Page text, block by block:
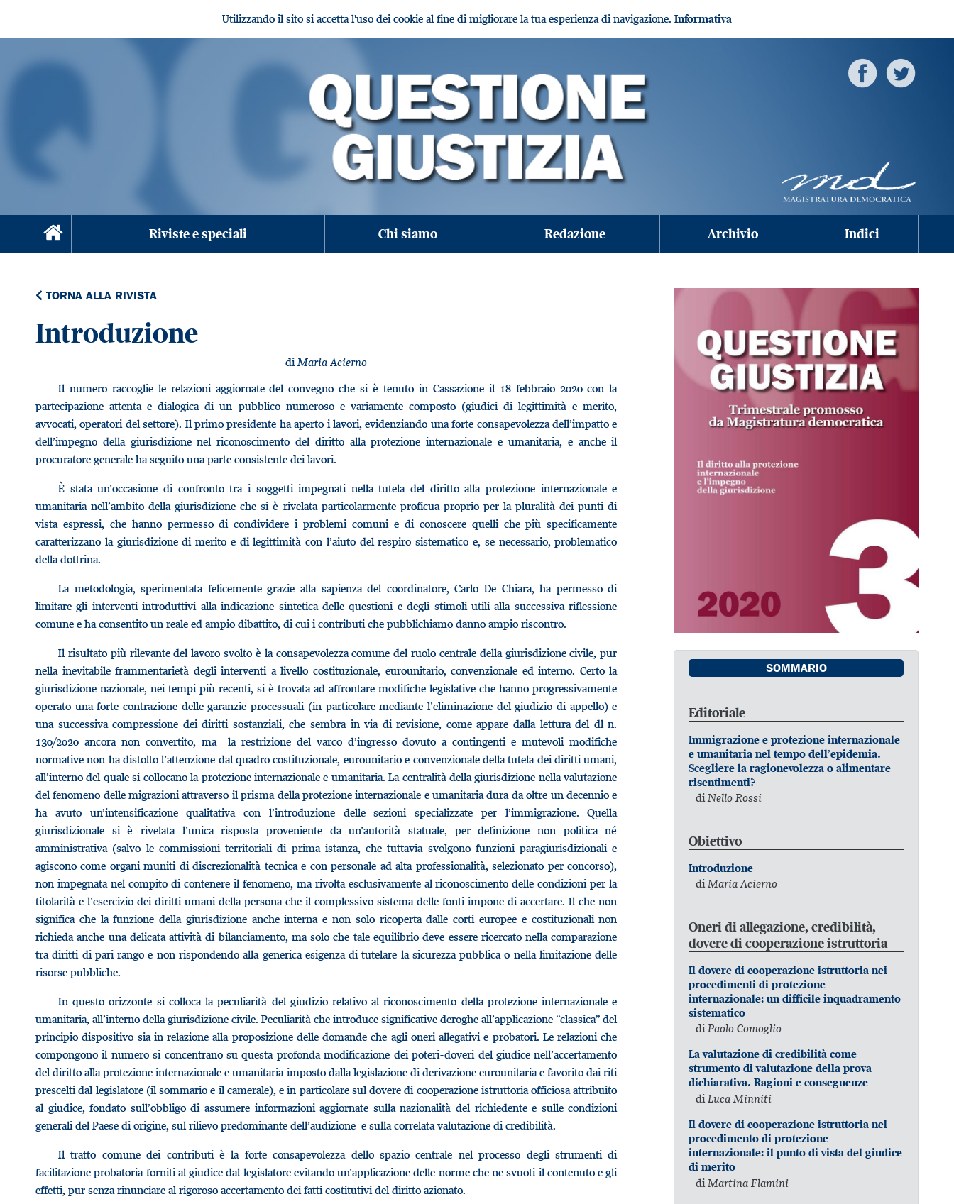
Utilizzando il sito si accetta l'uso dei cookie al fine di migliorare la tua esperienza di navigazione. Informativa
Riviste e speciali Chi siamo Redazione Archivio Indici
TORNA ALLA RIVISTA
Introduzione
diMaria Acierno
Il numero raccoglie le relazioni aggiornate del convegno che si è tenuto in Cassazione il 18 febbraio 2020 con la
partecipazione attenta e dialogica di un pubblico numeroso e variamente composto (giudici di legittimità e merito,
avvocati, operatori del settore). Il primo presidente ha aperto i lavori, evidenziando una forte consapevolezza dell’impatto e
dell’impegno della giurisdizione nel riconoscimento del diritto alla protezione internazionale e umanitaria, e anche il
procuratore generale ha seguito una parte consistente dei lavori.
È stata un’occasione di confronto tra i soggetti impegnati nella tutela del diritto alla protezione internazionale e
umanitaria nell’ambito della giurisdizione che si è rivelata particolarmente proficua proprio per la pluralità dei punti di
vista espressi, che hanno permesso di condividere i problemi comuni e di conoscere quelli che più specificamente
caratterizzano la giurisdizione di merito e di legittimità con l’aiuto del respiro sistematico e, se necessario, problematico
della dottrina.
La metodologia, sperimentata felicemente grazie alla sapienza del coordinatore, Carlo De Chiara, ha permesso di
limitare gli interventi introduttivi alla indicazione sintetica delle questioni e degli stimoli utili alla successiva riflessione
comune e ha consentito un reale ed ampio dibattito, di cui i contributi che pubblichiamo danno ampio riscontro.
Il risultato più rilevante del lavoro svolto è la consapevolezza comune del ruolo centrale della giurisdizione civile, pur
nella inevitabile frammentarietà degli interventi a livello costituzionale, eurounitario, convenzionale ed interno. Certo la
giurisdizione nazionale, nei tempi più recenti, si è trovata ad affrontare modifiche legislative che hanno progressivamente
operato una forte contrazione delle garanzie processuali (in particolare mediante l’eliminazione del giudizio di appello) e
una successiva compressione dei diritti sostanziali, che sembra in via di revisione, come appare dalla lettura del dl n.
130/2020 ancora non convertito, ma la restrizione del varco d’ingresso dovuto a contingenti e mutevoli modifiche
normative non ha distolto l’attenzione dal quadro costituzionale, eurounitario e convenzionale della tutela dei diritti umani,
all’interno del quale si collocano la protezione internazionale e umanitaria. La centralità della giurisdizione nella valutazione
del fenomeno delle migrazioni attraverso il prisma della protezione internazionale e umanitaria dura da oltre un decennio e
ha avuto un’intensificazione qualitativa con l’introduzione delle sezioni specializzate per l’immigrazione. Quella
giurisdizionale si è rivelata l’unica risposta proveniente da un’autorità statuale, per definizione non politica né
amministrativa (salvo le commissioni territoriali di prima istanza, che tuttavia svolgono funzioni paragiurisdizionali e
agiscono come organi muniti di discrezionalità tecnica e con personale ad alta professionalità, selezionato per concorso),
non impegnata nel compito di contenere il fenomeno, ma rivolta esclusivamente al riconoscimento delle condizioni per la
titolarità e l’esercizio dei diritti umani della persona che il complessivo sistema delle fonti impone di accertare. Il che non
significa che la funzione della giurisdizione anche interna e non solo ricoperta dalle corti europee e costituzionali non
richieda anche una delicata attività di bilanciamento, ma solo che tale equilibrio deve essere ricercato nella comparazione
tra diritti di pari rango e non rispondendo alla generica esigenza di tutelare la sicurezza pubblica o nella limitazione delle
risorse pubbliche.
In questo orizzonte si colloca la peculiarità del giudizio relativo al riconoscimento della protezione internazionale e
umanitaria, all’interno della giurisdizione civile. Peculiarità che introduce significative deroghe all’applicazione “classica” del
principio dispositivo sia in relazione alla proposizione delle domande che agli oneri allegativi e probatori. Le relazioni che
compongono il numero si concentrano su questa profonda modificazione dei poteri-doveri del giudice nell’accertamento
del diritto alla protezione internazionale e umanitaria imposto dalla legislazione di derivazione eurounitaria e favorito dai riti
prescelti dal legislatore (il sommario e il camerale), e in particolare sul dovere di cooperazione istruttoria officiosa attribuito
al giudice, fondato sull’obbligo di assumere informazioni aggiornate sulla nazionalità del richiedente e sulle condizioni
generali del Paese di origine, sul rilievo predominante dell’audizione e sulla correlata valutazione di credibilità.
Il tratto comune dei contributi è la forte consapevolezza dello spazio centrale nel processo degli strumenti di
facilitazione probatoria forniti al giudice dal legislatore evitando un’applicazione delle norme che ne svuoti il contenuto e gli
effetti, pur senza rinunciare al rigoroso accertamento dei fatti costitutivi del diritto azionato.
SOMMARIO
Editoriale
Immigrazione e protezione internazionale
e umanitaria nel tempo dell’epidemia.
Scegliere la ragionevolezza o alimentare
risentimenti?
diNello Rossi
Obiettivo
Introduzione
diMaria Acierno
Oneri di allegazione, credibilità,
dovere di cooperazione istruttoria
Il dovere di cooperazione istruttoria nei
procedimenti di protezione
internazionale: un difficile inquadramento
sistematico
diPaolo Comoglio
La valutazione di credibilità come
strumento di valutazione della prova
dichiarativa. Ragioni e conseguenze
diLuca Minniti
Il dovere di cooperazione istruttoria nel
procedimento di protezione
internazionale: il punto di vista del giudice
di merito
di Martina Flamini